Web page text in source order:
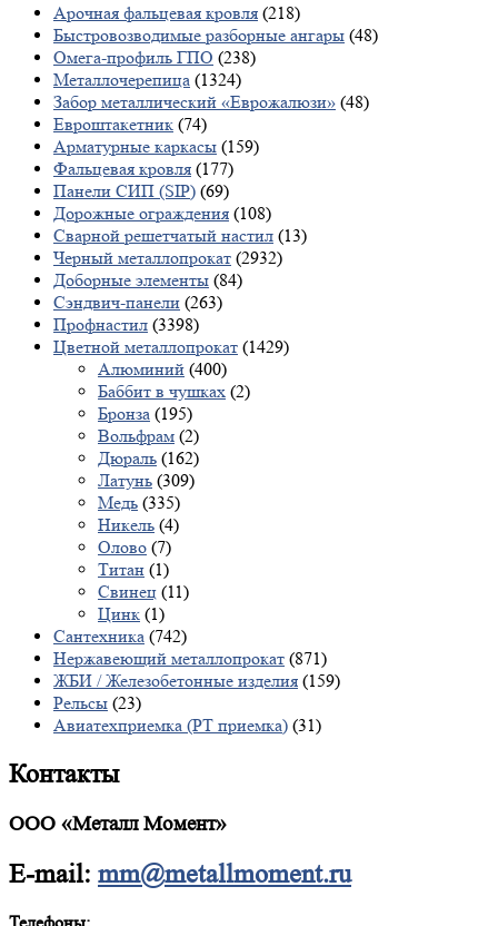
Арочная фальцевая кровля (218)
Быстровозводимые разборные ангары (48)
Омега-профиль ГПО (238)
Металлочерепица (1324)
Забор металлический «Еврожалюзи» (48)
Евроштакетник (74)
Арматурные каркасы (159)
Фальцевая кровля (177)
Панели СИП (SIP) (69)
Дорожные ограждения (108)
Сварной решетчатый настил (13)
Черный металлопрокат (2932)
Доборные элементы (84)
Сэндвич-панели (263)
Профнастил (3398)
Цветной металлопрокат (1429)
Алюминий (400)
Баббит в чушках (2)
Бронза (195)
Вольфрам (2)
Дюраль (162)
Латунь (309)
Медь (335)
Никель (4)
Олово (7)
Титан (1)
Свинец (11)
Цинк (1)
Сантехника (742)
Нержавеющий металлопрокат (871)
ЖБИ / Железобетонные изделия (159)
Рельсы (23)
Авиатехприемка (РТ приемка) (31)
Контакты
ООО «Металл Момент»
E-mail: mm@metallmoment.ru